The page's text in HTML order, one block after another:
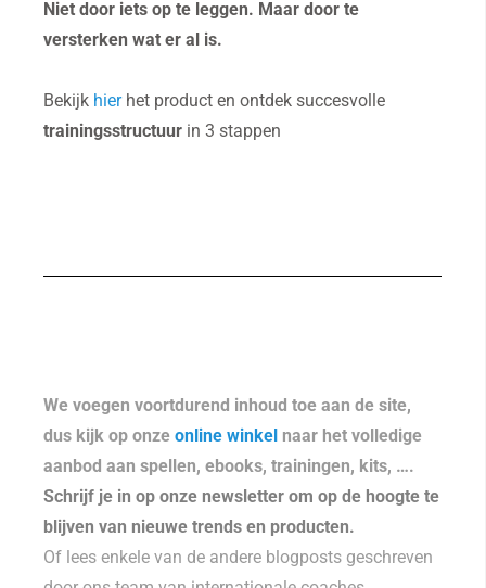
Niet door iets op te leggen. Maar door te
versterken wat er al is.
Bekijk hierhet product en ontdek succesvolle
trainingsstructuur in 3 stappen
We voegen voortdurend inhoud toe aan de site,
dus kijk op onze online winkel naar het volledige
aanbod aan spellen, ebooks, trainingen, kits, ….
Schrijf je in op onze newsletter om op de hoogte te
blijven van nieuwe trends en producten.
Of lees enkele van de andere blogposts geschreven